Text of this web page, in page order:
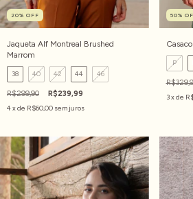
20% OFF
Jaqueta Alf Montreal Brushed
Marrom
38 40 42 44 46
R$299,90
R$239,99
4x de R$60,00 sem juros
50%
P
3x de